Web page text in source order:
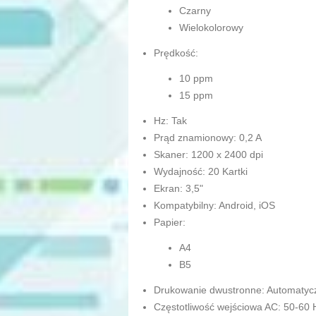
Czarny
Wielokolorowy
Prędkość:
10 ppm
15 ppm
Hz: Tak
Prąd znamionowy: 0,2 A
Skaner: 1200 x 2400 dpi
Wydajność: 20 Kartki
Ekran: 3,5"
Kompatybilny: Android, iOS
Papier:
A4
B5
Drukowanie dwustronne:
Częstotliwość wejściowa AC: 50-60